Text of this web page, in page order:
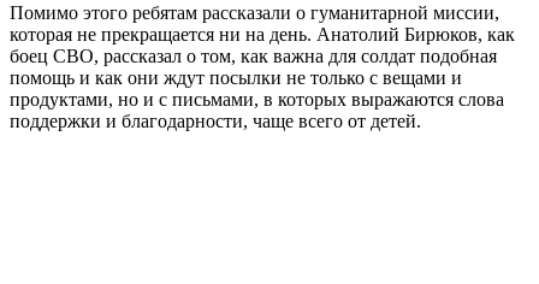
Помимо этого ребятам рассказали о гуманитарной миссии,
которая не прекращается ни на день. Анатолий Бирюков, как
боец СВО, рассказал о том, как важна для солдат подобная
помощь и как они ждут посылки не только с вещами и
продуктами, но и с письмами, в которых выражаются слова
поддержки и благодарности, чаще всего от детей.